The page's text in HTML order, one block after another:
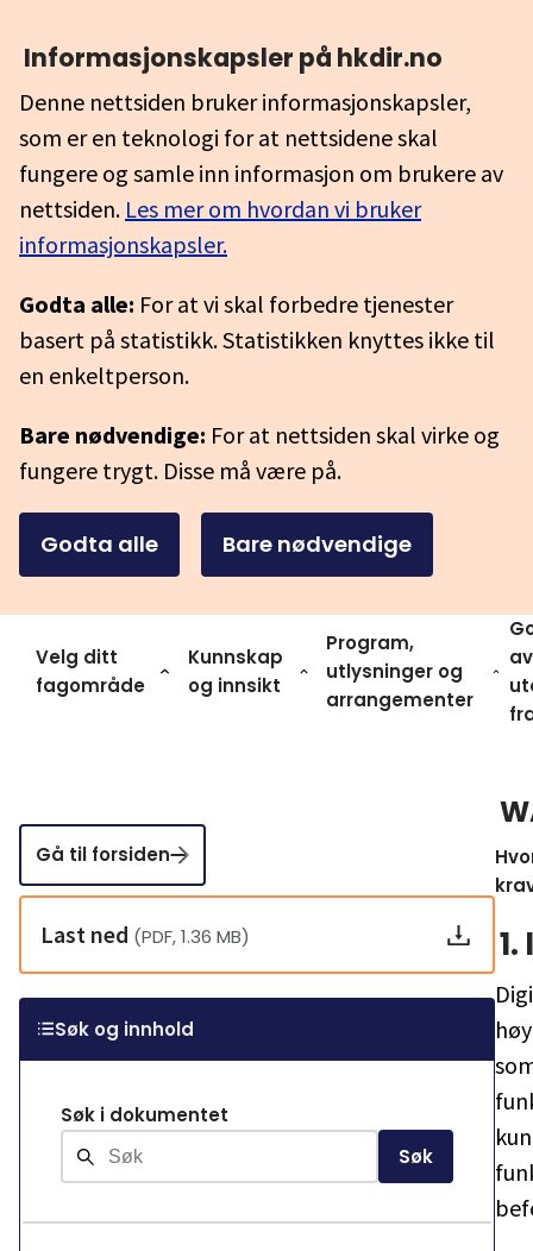
Informasjonskapsler på hkdir.no
Denne nettsiden bruker informasjonskapsler,
som er en teknologi for at nettsidene skal
fungere og samle inn informasjon om brukere av
nettsiden. Les mer om hvordan vi bruker
informasjonskapsler.
Godta alle: For at vi skal forbedre tjenester
basert på statistikk. Statistikken knyttes ikke til
en enkeltperson.
Bare nødvendige: For at nettsiden skal virke og
fungere trygt. Disse må være på.
Godta alle Bare nødvendige
Velg ditt
fagområde
Kunnskap
og innsikt
Program,
utlysninger og
arrangementer
av
Gå til forsiden
Last ned (PDF, 1.36 MB)
Søk og innhold
Søk i dokumentet
Søk
1.